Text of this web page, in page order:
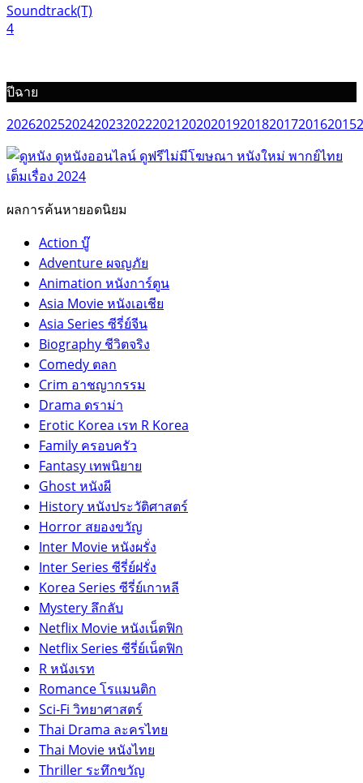
Soundtrack(T)
4
ปีฉาย
202620252024202320222021202020192018201720162015
ผลการค้นหายอดนิยม
Action บู๊
Adventure ผจญภัย
Animation หนังการ์ตูน
Asia Movie หนังเอเชีย
Asia Series ซีรี่ย์จีน
Biography ชีวิตจริง
Comedy ตลก
Crim อาชญากรรม
Drama ดราม่า
Erotic Korea เรท R Korea
Family ครอบครัว
Fantasy เทพนิยาย
Ghost หนังผี
History หนังประวัติศาสตร์
Horror สยองขวัญ
Inter Movie หนังผรั่ง
Inter Series ซีรี่ย์ฝรั่ง
Korea Series ซีรี่ย์เกาหลี
Mystery ลึกลับ
Netflix Movie หนังเน็ตฟิก
Netflix Series ซีรี่ย์เน็ตฟิก
R หนังเรท
Romance โรแมนติก
Sci-Fi วิทยาศาสตร์
Thai Drama ละครไทย
Thai Movie หนังไทย
Thriller ระทึกขวัญ